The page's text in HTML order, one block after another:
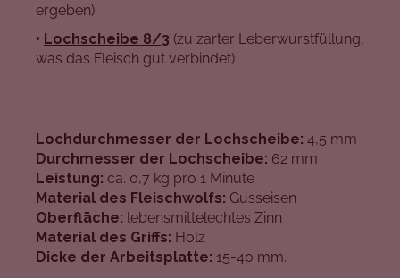
ergeben)
• Lochscheibe 8/3 (zu zarter Leberwurstfüllung,
was das Fleisch gut verbindet)
Lochdurchmesser der Lochscheibe: 4,5 mm
Durchmesser der Lochscheibe: 62 mm
Leistung: ca. 0,7 kg pro 1 Minute
Material des Fleischwolfs: Gusseisen
Oberfläche: lebensmittelechtes Zinn
Material des Griffs: Holz
Dicke der Arbeitsplatte: 15-40 mm.